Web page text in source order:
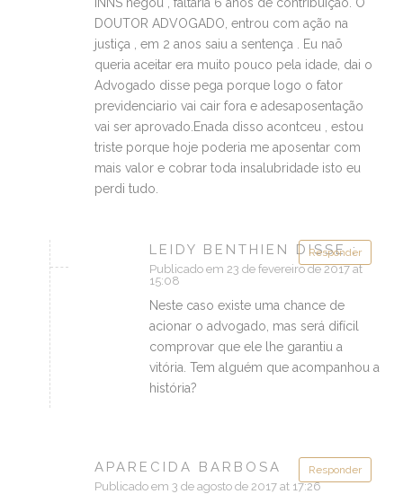
INNS negou , faltaria 6 anos de contribuição. O
DOUTOR ADVOGADO, entrou com ação na
justiça , em 2 anos saiu a sentença . Eu naõ
queria aceitar era muito pouco pela idade, dai o
Advogado disse pega porque logo o fator
previdenciario vai cair fora e adesaposentação
vai ser aprovado.Enada disso acontceu , estou
triste porque hoje poderia me aposentar com
mais valor e cobrar toda insalubridade isto eu
perdi tudo.
Responder
LEIDY BENTHIEN DISSE :
Publicado em 23 de fevereiro de 2017 at
15:08
Neste caso existe uma chance de
acionar o advogado, mas será difícil
comprovar que ele lhe garantiu a
vitória. Tem alguém que acompanhou a
história?
Responder
APARECIDA BARBOSA
Publicado em 3 de agosto de 2017 at 17:26